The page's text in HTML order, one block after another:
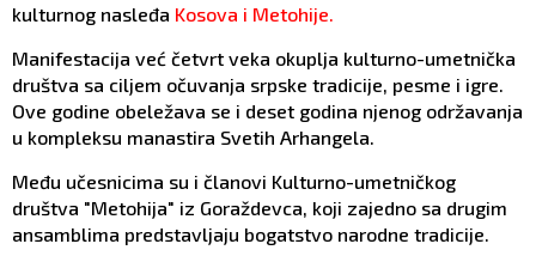
kulturnog nasleđa Kosova i Metohije.
Manifestacija već četvrt veka okuplja kulturno-umetnička
društva sa ciljem očuvanja srpske tradicije, pesme i igre.
Ove godine obeležava se i deset godina njenog održavanja
u kompleksu manastira Svetih Arhangela.
Među učesnicima su i članovi Kulturno-umetničkog
društva "Metohija" iz Goraždevca, koji zajedno sa drugim
ansamblima predstavljaju bogatstvo narodne tradicije.